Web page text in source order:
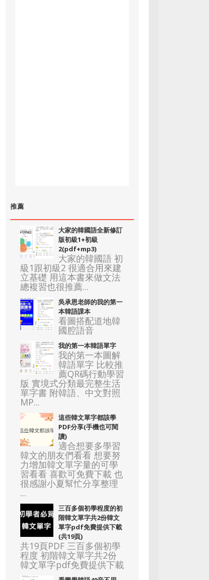
推薦
大家的韓國語全新修訂
版初級1+初級
2(pdf+mp3)
大家的韓國語 初
級1跟初級2 很適合用來建
立基礎 用這本書來做文法
總複習也很推薦...
吳承恩老師的我的第一
本韓語課本
看圖搭配道地韓
國腔語音
我的第一本韓語單字
我的第一本圖解
韓語單字 比較推
薦QR碼行動學習
版 實境式分類最完整生活
單字書 附韓語、中文對照
MP...
這些韓文單字都該學
PDF分享(手機也可閱
讀)
適合想要多學習
韓文的朋友們看看 想要努
力增加韓文單字量的可學
習看看 喜歡可免費下載 也
很感謝小夏幫忙分享整理
...
三百多個初學程度的初
階韓文單字共2份韓文
單字pdf免費提供下載
(共19頁)
共19頁PDF 三百多個初學
程度 初階韓文單字共2份
韓文單字pdf免費提供下載